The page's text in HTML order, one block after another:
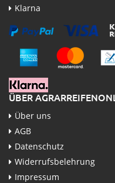
Klarna
ÜBER
Über uns
AGB
Datenschutz
Widerrufsbelehrung
Impressum